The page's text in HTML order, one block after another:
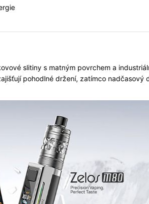
slitiny s matným povrchem a
pohodlné držení, zatímco nadčasový